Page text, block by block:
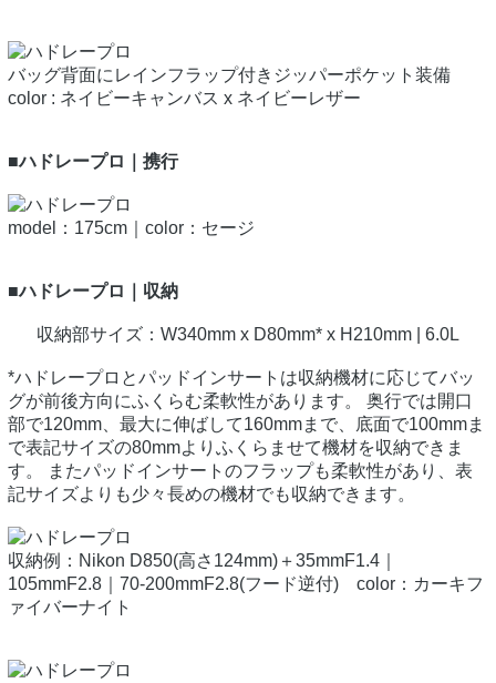
バッグ背面にレインフラップ付きジッパーポケット装備
color : ネイビーキャンバス x ネイビーレザー
■ハドレープロ｜携行
model：175cm｜color：セージ
■ハドレープロ｜収納
収納部サイズ：W340mm x D80mm* x H210mm | 6.0L
*ハドレープロとパッドインサートは収納機材に応じてバッ
グが前後方向にふくらむ柔軟性があります。 奥行では開口
部で120mm、最大に伸ばして160mmまで、底面で100mmま
で表記サイズの80mmよりふくらませて機材を収納できま
す。 またパッドインサートのフラップも柔軟性があり、表
記サイズよりも少々長めの機材でも収納できます。
収納例：Nikon D850(高さ124mm)＋35mmF1.4｜
105mmF2.8｜70-200mmF2.8(フード逆付) color：カーキフ
ァイバーナイト